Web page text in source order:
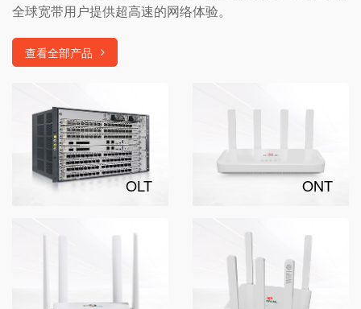
全球宽带用户提供超高速的网络体验。
查看全部产品
OLT ONT